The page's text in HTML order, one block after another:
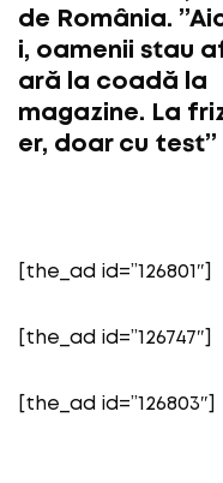
de România.
i, oamenii stau
ară la coadă la
magazine. La
er, doar cu test”
[the_ad id=”126801″]
[the_ad id=”126747″]
[the_ad id=”126803″]